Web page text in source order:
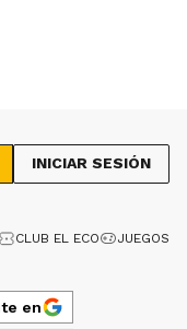
INICIAR SESIÓN
CLUB EL ECO JUEGOS
en